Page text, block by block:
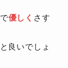
で優しく さす
と良いでしょ